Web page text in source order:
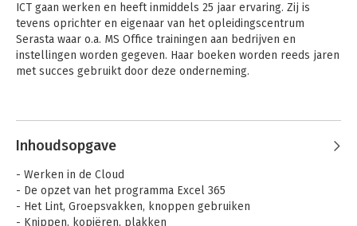
ICT gaan werken en heeft inmiddels 25 jaar ervaring. Zij is
tevens oprichter en eigenaar van het opleidingscentrum
Serasta waar o.a. MS Office trainingen aan bedrijven en
instellingen worden gegeven. Haar boeken worden reeds jaren
met succes gebruikt door deze onderneming.
Andere boeken door Vera Lukassen
Inhoudsopgave
- Werken in de Cloud
- De opzet van het programma Excel 365
- Het Lint, Groepsvakken, knoppen gebruiken
- Knippen, kopiëren, plakken